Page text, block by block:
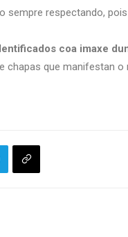
sempre respectando,
coa imaxe
chapas que manifestan